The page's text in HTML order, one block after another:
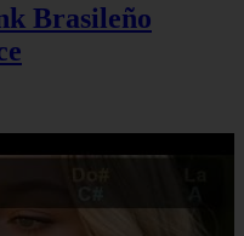
Brasileño